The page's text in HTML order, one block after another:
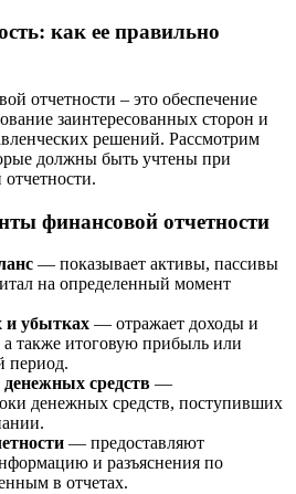
как ее правильно
отчетности – это обеспечение
заинтересованных сторон и
решений. Рассмотрим
должны быть учтены при
финансовой отчетности
— показывает активы, пассивы
на определенный момент
и убытках — отражает доходы и
также итоговую прибыль или
период.
средств —
денежных средств, поступивших
— предоставляют
и разъяснения по
в отчетах.